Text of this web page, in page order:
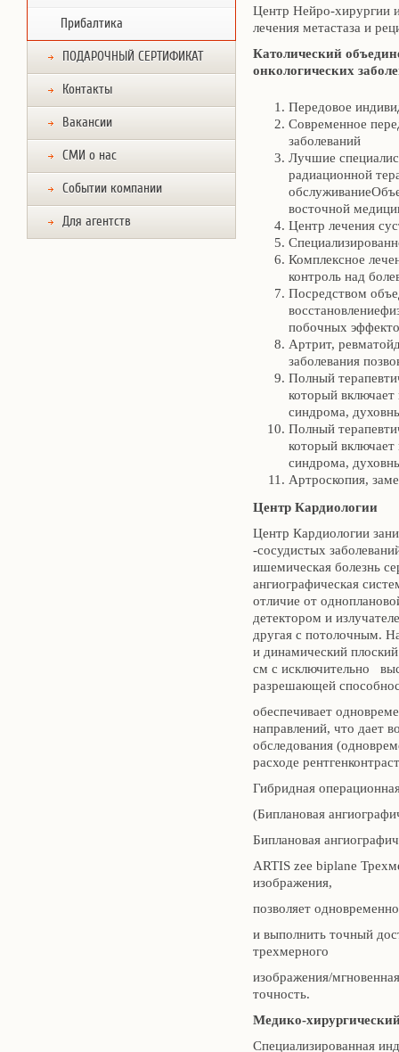
Прибалтика
ПОДАРОЧНЫЙ СЕРТИФИКАТ
Контакты
Вакансии
СМИ о нас
Событии компании
Для агентств
Центр Нейро-хирургии
лечения метастаза и
Католический
онкологических
Передовое
Современное
заболеваний
Лучшие
радиационной
восточной
Центр лечения
Комплексное
контроль над
Посредством
побочных
Артрит,
заболевания
Полный
который включает
синдрома,
Полный
который включает
синдрома,
Артроскопия,
Центр Кардиологии
Центр Кардиологии
-сосудистых
ишемическая болезнь
ангиографическая
отличие от
детектором и
другая с потолочным.
и динамический
см с исключительно
разрешающей
обеспечивает
направлений, что дает
обследования
расходе
Гибридная
(Биплановая
Биплановая
ARTIS zee biplane
изображения,
позволяет
и выполнить точный
трехмерного
изображения/
точность.
Медико-
Специализированная